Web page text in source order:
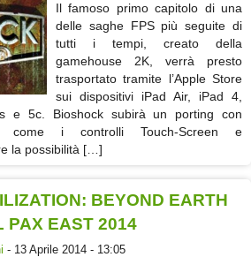
Il famoso primo capitolo di una
delle saghe FPS più seguite di
tutti i tempi, creato della
gamehouse 2K, verrà presto
trasportato tramite l’Apple Store
sui dispositivi iPad Air, iPad 4,
e 5c. Bioshock subirà un porting con
come i controlli Touch-Screen e
la possibilità […]
BEYOND EARTH
PAX EAST 2014
- 13 Aprile 2014 - 13:05